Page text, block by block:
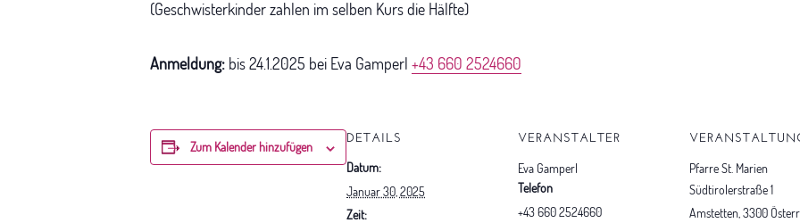
(Geschwisterkinder zahlen im selben Kurs die Hälfte)
Anmeldung: bis 24.1.2025 bei Eva Gamperl +43 660 2524660
Zum Kalender hinzufügen
DETAILS
Datum:
Januar 30, 2025
Zeit:
VERANSTALTER
Eva Gamperl
Telefon
+43 660 2524660
Pfarre St. Marien
Südtirolerstraße 1
Amstetten 3300